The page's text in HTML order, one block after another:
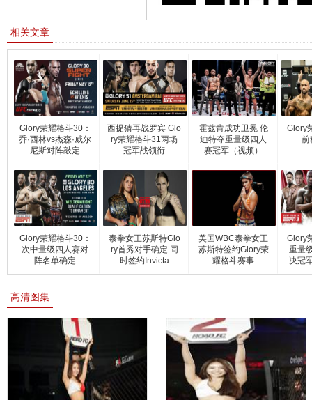
相关文章
Glory荣耀格斗30：
乔·西林vs杰森·威尔
尼斯对阵敲定
西提猜再战罗宾 Glo
ry荣耀格斗31两场
冠军战领衔
霍兹肯成功卫冕 伦
迪特夺重量级四人
赛冠军（视频）
Glory
前
Glory荣耀格斗30：
次中量级四人赛对
阵名单确定
泰拳女王苏斯特Glo
ry首秀对手确定 同
时签约Invicta
美国WBC泰拳女王
苏斯特签约Glory荣
耀格斗赛事
Glory
重量
决冠
高清图集